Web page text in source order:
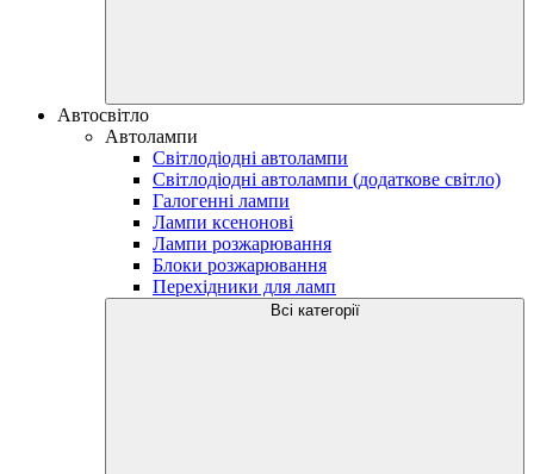
Автосвітло
Автолампи
Світлодіодні автолампи
Світлодіодні автолампи (додаткове світло)
Галогенні лампи
Лампи ксенонові
Лампи розжарювання
Блоки розжарювання
Перехідники для ламп
Всі категорії